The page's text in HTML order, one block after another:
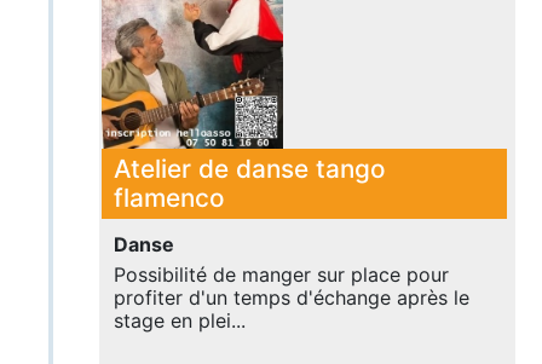
Atelier de danse tango
flamenco
Danse
Possibilité de manger sur place pour
profiter d'un temps d'échange après le
stage en plei...